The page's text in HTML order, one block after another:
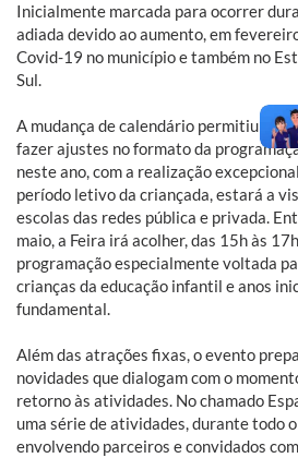
Inicialmente marcada para ocorrer
adiada devido ao aumento, em
Covid-19 no município e também no
Sul.
A mudança de calendário permitiu à
fazer ajustes no formato da
neste ano, com a realização
período letivo da criançada, estará a
escolas das redes pública e privada.
maio, a Feira irá acolher, das 15h às
programação especialmente voltada
crianças da educação infantil e anos
fundamental.
Além das atrações fixas, o evento
novidades que dialogam com o
retorno às atividades. No chamado
uma série de atividades, durante todo
envolvendo parceiros e convidados